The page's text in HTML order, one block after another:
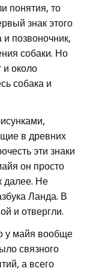
понятия, то
знак этого
и позвоночник,
собаки. Но
и около
собака и
в древних
эти знаки
он просто
далее. Не
Ланда. В
и отвергли.
у майя вообще
связного
а всего